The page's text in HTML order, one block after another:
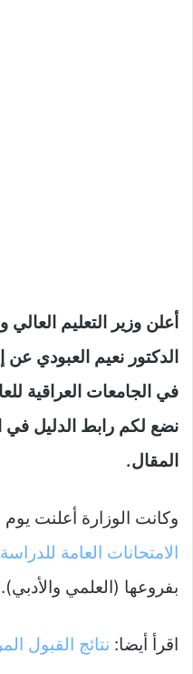
أعلن وزير التعليم
الدكتور نعيم العبودي
نضع لكم رابط الدليل في
المقال.
وكانت الوزارة أعلنت يوم (21 تموز
الامتحانات العامة للدراسة
بفروعها (العلمي والأدبي).
اقرأ أيضا: نتائج القبول